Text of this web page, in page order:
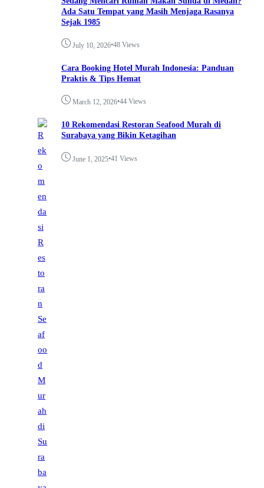
Ada Satu Tempat yang Masih Menjaga Rasanya
Sejak 1985
July 10, 2026•48 Views
Cara Booking Hotel Murah Indonesia: Panduan
Praktis & Tips Hemat
March 12, 2026•44 Views
10 Rekomendasi Restoran Seafood Murah di
Surabaya yang Bikin Ketagihan
June 1, 2025•41 Views